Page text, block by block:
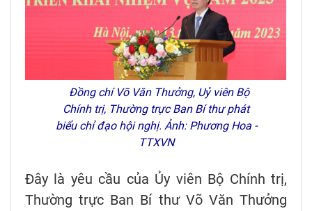
Đồng chí Võ Văn Thưởng, Uỷ viên Bộ
Chính trị, Thường trực Ban Bí thư phát
biểu chỉ đạo hội nghị. Ảnh: Phương Hoa -
TTXVN
Đây là yêu cầu của Ủy viên Bộ Chính trị,
Thường trực Ban Bí thư Võ Văn Thưởng